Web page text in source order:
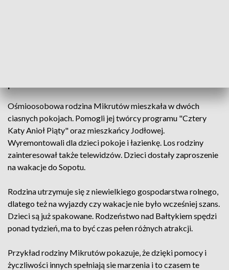
Ośmioosobowa rodzina Mikrutów mieszkała w dwóch
ciasnych pokojach. Pomogli jej twórcy programu "Cztery
Katy Anioł Piąty" oraz mieszkańcy Jodłowej.
Wyremontowali dla dzieci pokoje i łazienkę. Los rodziny
zainteresował także telewidzów. Dzieci dostały zaproszenie
na wakacje do Sopotu.
Rodzina utrzymuje się z niewielkiego gospodarstwa rolnego,
dlatego też na wyjazdy czy wakacje nie było wcześniej szans.
Dzieci są już spakowane. Rodzeństwo nad Bałtykiem spędzi
ponad tydzień, ma to być czas pełen różnych atrakcji.
Przykład rodziny Mikrutów pokazuje, że dzięki pomocy i
życzliwości innych spełniają sie marzenia i to czasem te